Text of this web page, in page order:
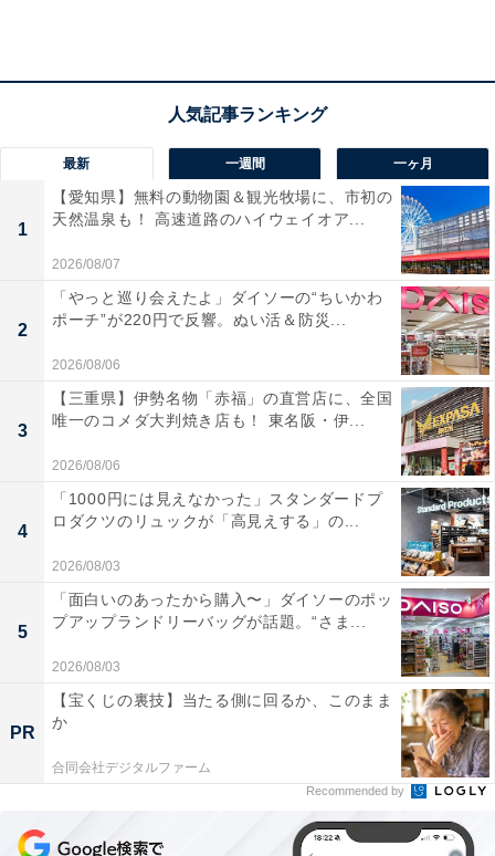
秋の宮温泉周辺にある旅館・ホテルを楽天トラベルで見る
2：男鹿温泉郷（秋田県男鹿市）
最新 一週間 一ヶ月
1
【愛知県】無料の動物園＆観光牧場に、市初の
天然温泉も！ 高速道路のハイウェイオア...
2026/08/07
2
「やっと巡り会えたよ」ダイソーの“ちいかわ
ポーチ”が220円で反響。ぬい活＆防災...
2026/08/06
3
【三重県】伊勢名物「赤福」の直営店に、全国
唯一のコメダ大判焼き店も！ 東名阪・伊...
2026/08/06
4
「1000円には見えなかった」スタンダードプ
ロダクツのリュックが「高見えする」の...
2026/08/03
5
「面白いのあったから購入〜」ダイソーのポッ
プアップランドリーバッグが話題。“さま...
2026/08/03
PR
【宝くじの裏技】当たる側に回るか、このまま
か
合同会社デジタルファーム
Recommended by